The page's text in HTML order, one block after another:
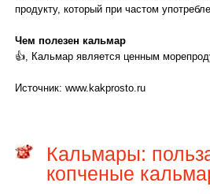
продукту, который при частом
Чем полезен кальмар
👍, Кальмар является ценным
Источник: www.kakprosto.ru
Кальмары:
копченые